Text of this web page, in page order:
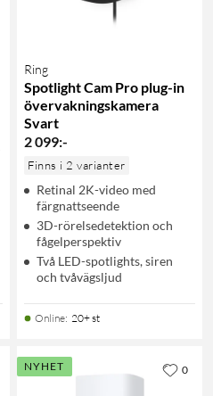
Ring
Spotlight Cam Pro plug-in
övervakningskamera
Svart
2 099:-
Finns i 2 varianter
Retinal 2K-video med
färgnattseende
3D-rörelsedetektion och
fågelperspektiv
Två LED-spotlights, siren
och tvåvägsljud
Online: 20+ st
NYHET 0